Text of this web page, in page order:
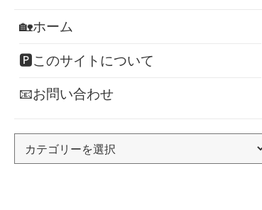
🏡ホーム
🅿このサイトについて
📧お問い合わせ